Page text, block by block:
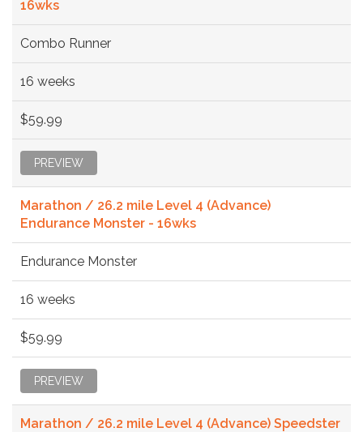
16wks
Combo Runner
16 weeks
$59.99
PREVIEW
Marathon / 26.2 mile Level 4 (Advance)
Endurance Monster - 16wks
Endurance Monster
16 weeks
$59.99
PREVIEW
Marathon / 26.2 mile Level 4 (Advance) Speedster